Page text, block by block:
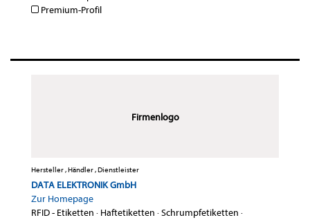
Premium-Profil
Firmenlogo
Hersteller , Händler , Dienstleister
DATA ELEKTRONIK GmbH
Zur Homepage
RFID - Etiketten · Haftetiketten ·Schrumpfetiketten ·